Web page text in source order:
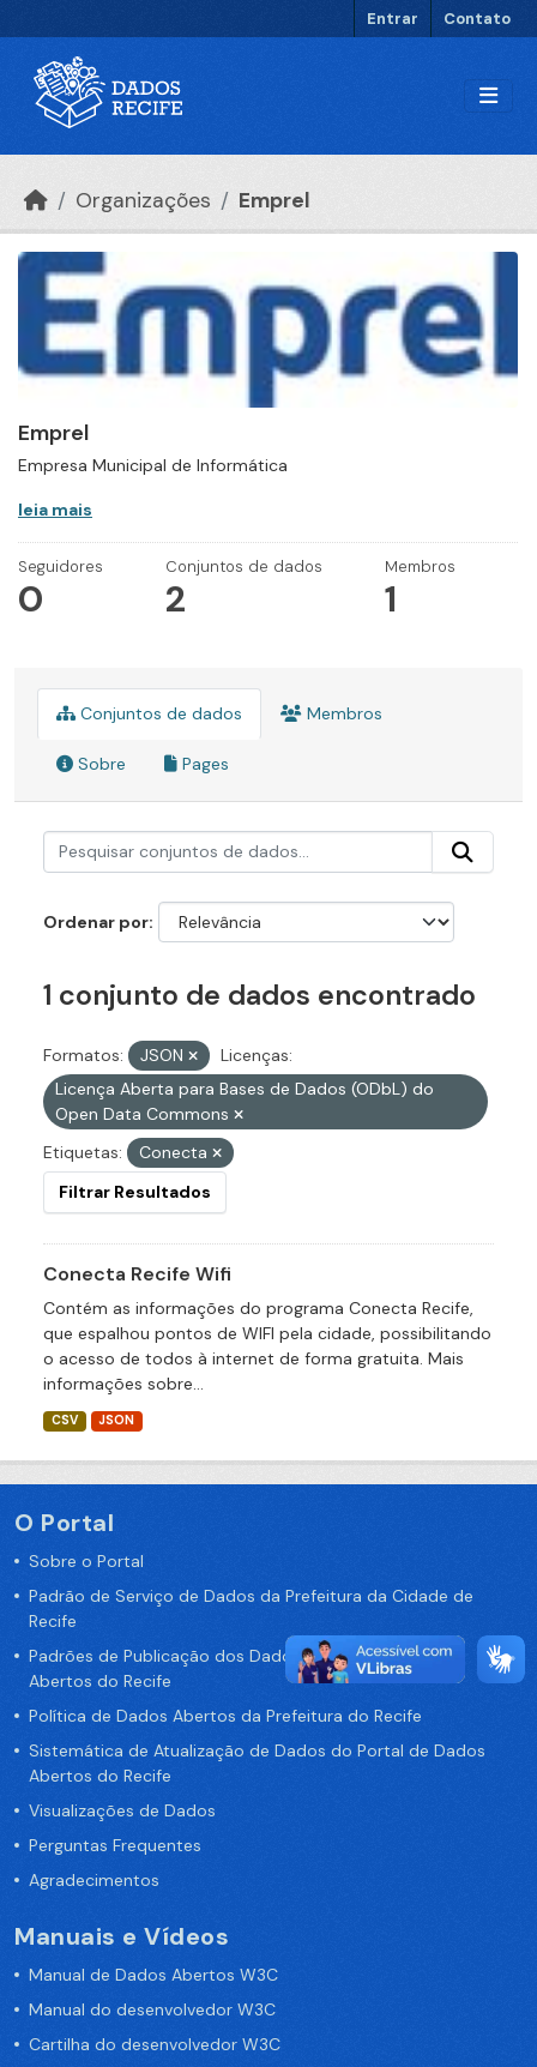
Entrar Contato
Organizações Emprel
Emprel
Empresa Municipal de Informática
leia mais
Seguidores
0
Conjuntos de dados
2
Membros
1
Conjuntos de dados Membros
Sobre Pages
Ordenar por
1 conjunto de dados encontrado
Formatos: JSON
Licenças:
Licença Aberta para Bases de Dados (ODbL) do
Open Data Commons
Etiquetas:
Conecta
Filtrar Resultados
Conecta Recife Wifi
Contém as informações do programa Conecta Recife,
que espalhou pontos de WIFI pela cidade, possibilitando
o acesso de todos à internet de forma gratuita. Mais
informações sobre...
CSV JSON
O Portal
Sobre o Portal
Padrão de Serviço de Dados da Prefeitura da Cidade de
Recife
Padrões de Publicação dos Dados no Portal de Dados
Abertos do Recife
Política de Dados Abertos da Prefeitura do Recife
Sistemática de Atualização de Dados do Portal de Dados
Abertos do Recife
Visualizações de Dados
Perguntas Frequentes
Agradecimentos
Manuais e Vídeos
Manual de Dados Abertos W3C
Manual do desenvolvedor W3C
Cartilha do desenvolvedor W3C